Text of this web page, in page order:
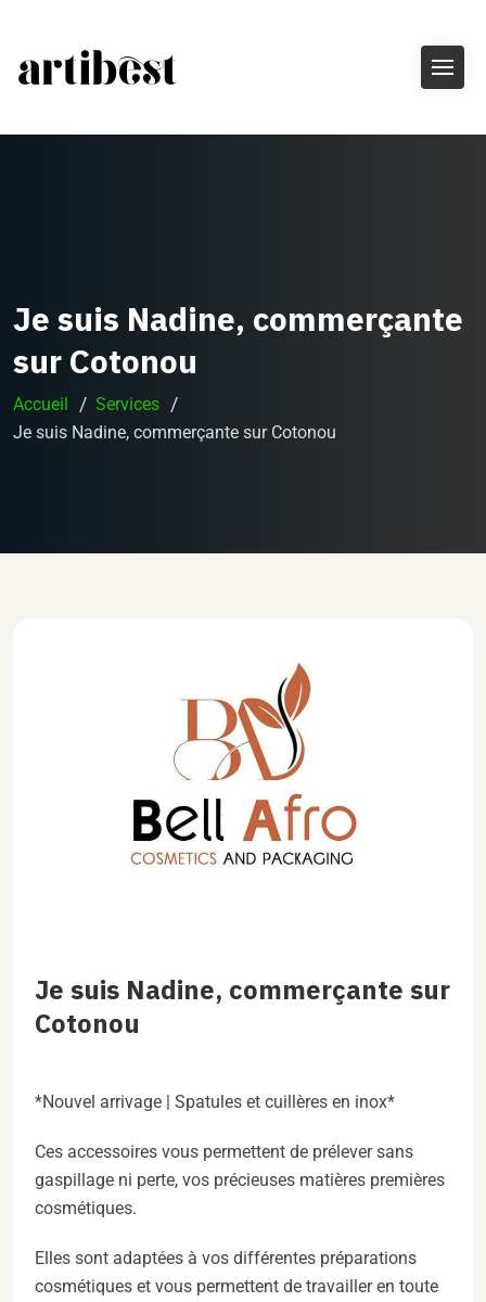
Je suis Nadine, commerçante
sur Cotonou
Accueil
Services
Je suis Nadine, commerçante sur Cotonou
Je suis Nadine, commerçante sur
Cotonou
*Nouvel arrivage | Spatules et cuillères en inox*
Ces accessoires vous permettent de prélever sans
gaspillage ni perte, vos précieuses matières premières
cosmétiques.
Elles sont adaptées à vos différentes préparations
cosmétiques et vous permettent de travailler en toute